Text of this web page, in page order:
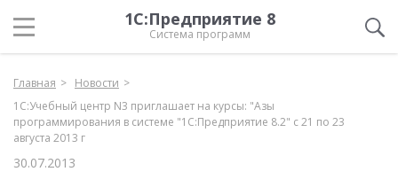
1С:Предприятие 8
Система программ
Главная
Новости
1С:Учебный центр N3 приглашает на курсы: "Азы
программирования в системе "1С:Предприятие 8.2" с 21 по 23
августа 2013 г
30.07.2013